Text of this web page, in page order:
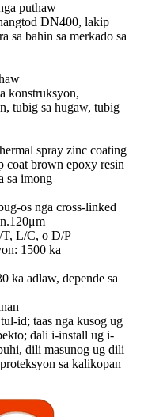
puthaw
DN400, lakip
sa bahin sa merkado sa
konstruksyon,
tubig sa hugaw, tubig
spray zinc coating
coat brown epoxy resin
sa imong
os nga cross-linked
T, L/C, o D/P
1500 ka
ka adlaw, depende sa
id; taas nga kusog ug
dali i-install ug i-
dili masunog ug dili
sa kalikopan